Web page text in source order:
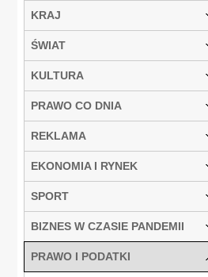
KRAJ
ŚWIAT
KULTURA
PRAWO CO DNIA
REKLAMA
EKONOMIA I RYNEK
SPORT
BIZNES W CZASIE PANDEMII
PRAWO I PODATKI